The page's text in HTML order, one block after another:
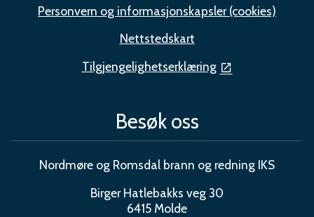
Personvern og informasjonskapsler (cookies)
Nettstedskart
Tilgjengelighetserklæring
Besøk oss
Nordmøre og Romsdal brann og redning IKS
Birger Hatlebakks veg 30
6415 Molde